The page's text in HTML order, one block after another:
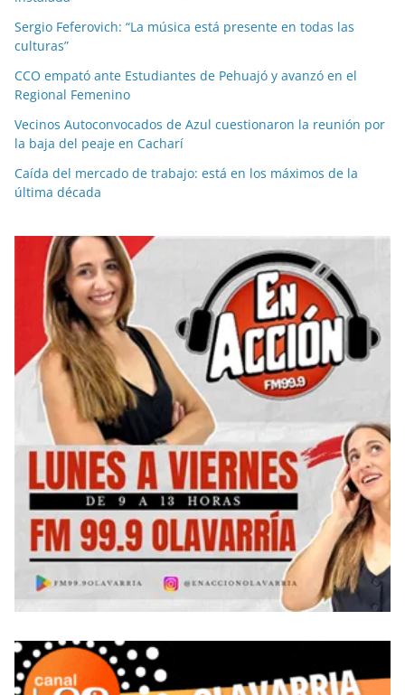
Sergio Feferovich: “La música está presente en todas las
culturas”
CCO empató ante Estudiantes de Pehuajó y avanzó en el
Regional Femenino
Vecinos Autoconvocados de Azul cuestionaron la reunión por
la baja del peaje en Cacharí
Caída del mercado de trabajo: está en los máximos de la
última década